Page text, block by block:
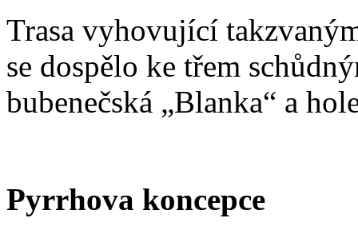
Trasa vyhovující
se dospělo ke třem
bubenečská „Blanka“ a
Pyrrhova koncepce